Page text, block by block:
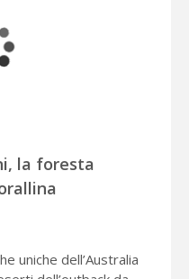
la foresta
uniche dell’Australia